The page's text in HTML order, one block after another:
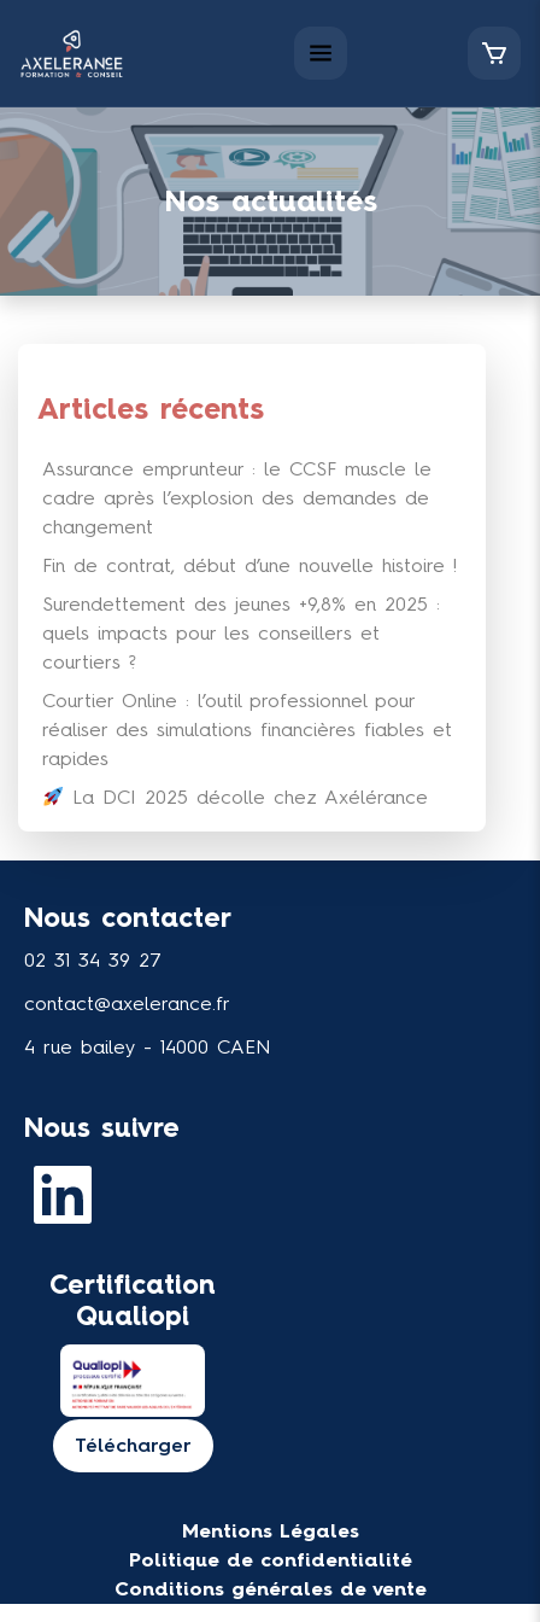
Nos actualités
Articles récents
Assurance emprunteur : le CCSF muscle le
cadre après l’explosion des demandes de
changement
Fin de contrat, début d’une nouvelle histoire !
Surendettement des jeunes +9,8% en 2025 :
quels impacts pour les conseillers et
courtiers ?
Courtier Online : l’outil professionnel pour
réaliser des simulations financières fiables et
rapides
La DCI 2025 décolle chez Axélérance
Nous contacter
02 31 34 39 27
contact@axelerance.fr
4 rue bailey - 14000 CAEN
Nous suivre
Certification
Qualiopi
Télécharger
Mentions Légales
Politique de confidentialité
Conditions générales de vente